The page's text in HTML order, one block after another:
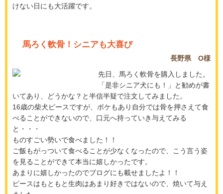
けない日にも大活躍です。
馬ろく軟骨！シニアも大喜び
長野県 O様
先日、馬ろく軟骨を購入しました。
「是非シニア犬にも！」と勧めが書
いてあり、どうかな？と半信半疑で注文してみました。
16歳の柴犬ピースですが、ボケもあり自分では骨を押さえて食
べることができないので、口元へ持っていき与えてみる
と・・・
ものすごい勢いで食べました！！
ご飯もがっついて食べることが少なくなったので、こう言う姿
を見ることができて本当に嬉しかったです。
あまりに嬉しかったのでブログにも載せましたよ！！
ピースはもともと生肉はあまり好きではないので、焼いて与え